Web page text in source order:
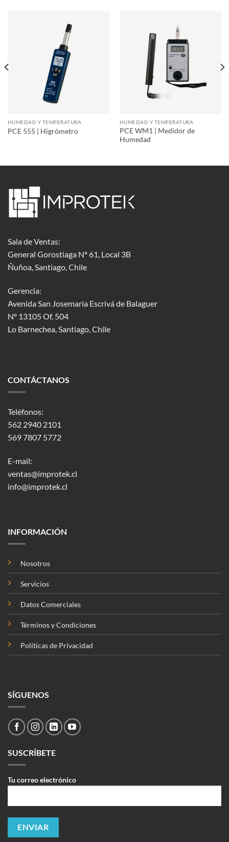
HUMEDAD Y TEMPERATURA
PCE 555 | Higrómetro
HUMEDAD Y TEMPERATURA
PCE WM1 | Medidor de
Humedad
Sala de Ventas:
General Gorostiaga Nº 61, Local 3B
Ñuñoa, Santiago, Chile
Gerencia:
Avenida San Josemaría Escrivá de Balaguer
Nº 13105 Of. 504
Lo Barnechea, Santiago, Chile
CONTÁCTANOS
Teléfonos:
562 2940 2101
569 7807 5772
E-mail:
ventas@improtek.cl
info@improtek.cl
INFORMACIÓN
Nosotros
Servicios
Datos Comerciales
Términos y Condiciones
Políticas de Privacidad
SÍGUENOS
SUSCRÍBETE
Tu correo electrónico